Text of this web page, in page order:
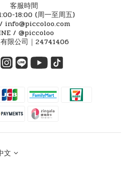
客服時間
18:00 (周一至周五)
info@piccoloo.com
/ @piccoloo
限公司｜24741406
文